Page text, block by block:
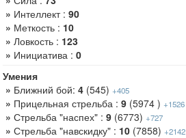
» Интеллект : 90
» Меткость : 10
» Ловкость : 123
» Инициатива : 0
Умения
» Ближний бой: 4 (545) +405
» Прицельная стрельба : 9 (5974 ) +1526
» Стрельба "наспех" : 9 (6773) +727
» Стрельба "навскидку" : 10 (7858) +2142